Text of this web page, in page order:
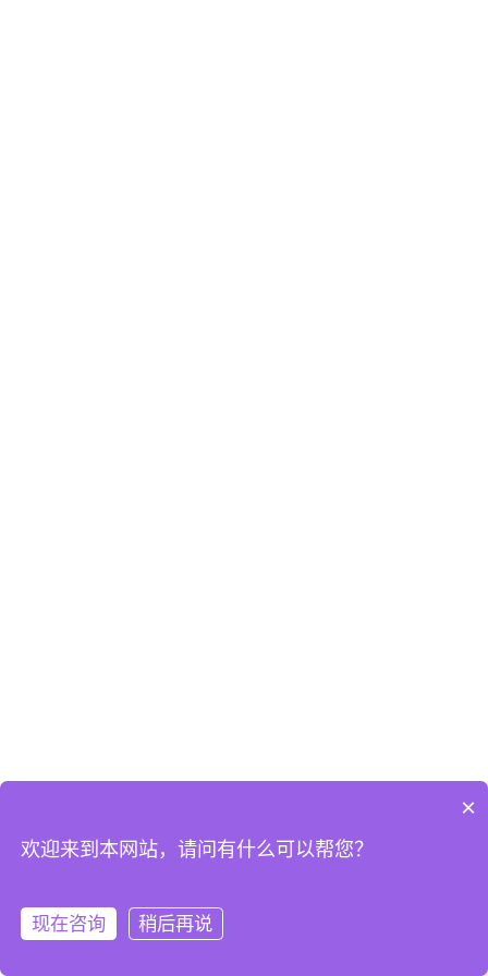
×
欢迎来到本网站，请问有什么可以帮您？
现在咨询 稍后再说